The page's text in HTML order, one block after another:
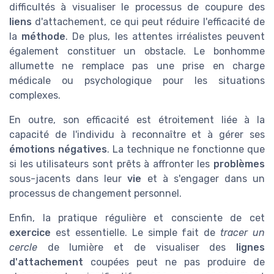
difficultés à visualiser le processus de coupure des
liens d'attachement, ce qui peut réduire l'efficacité de
la méthode. De plus, les attentes irréalistes peuvent
également constituer un obstacle. Le bonhomme
allumette ne remplace pas une prise en charge
médicale ou psychologique pour les situations
complexes.
En outre, son efficacité est étroitement liée à la
capacité de l'individu à reconnaître et à gérer ses
émotions négatives. La technique ne fonctionne que
si les utilisateurs sont prêts à affronter les problèmes
sous-jacents dans leurvie et à s'engager dans un
processus de changement personnel.
Enfin, la pratique régulière et consciente de cet
exercice est essentielle. Le simple fait de tracer un
cercle de lumière et de visualiser des lignes
d'attachement coupées peut ne pas produire de